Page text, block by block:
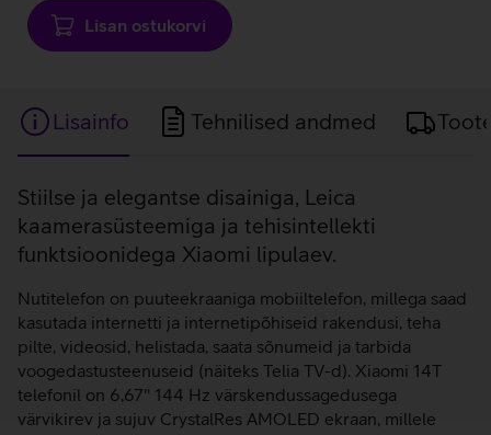
Lisan ostukorvi
Lisainfo Tehnilised andmed
Lisainfo
Stiilse ja elegantse disainiga, Leica
kaamerasüsteemiga ja tehisintellekti
funktsioonidega Xiaomi lipulaev.
Nutitelefon on puuteekraaniga mobiiltelefon, millega saad
kasutada internetti ja internetipõhiseid rakendusi, teha
pilte, videosid, helistada, saata sõnumeid ja tarbida
voogedastusteenuseid (näiteks Telia TV-d). Xiaomi 14T
telefonil on 6,67'' 144 Hz värskendussagedusega
värvikirev ja sujuv CrystalRes AMOLED ekraan, millele